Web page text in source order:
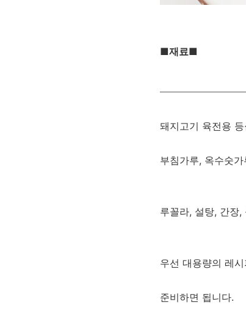
■재료■
돼지고기 육전용 등
부침가루, 옥수숫
루꼴라, 설탕, 간장,
우선 대용량의 레
준비하면 됩니다.